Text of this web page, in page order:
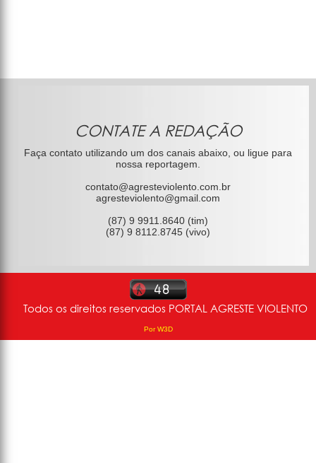
CONTATE A REDAÇÃO
Faça contato utilizando um dos canais abaixo, ou ligue para
nossa reportagem.
contato@agresteviolento.com.br
agresteviolento@gmail.com
(87) 9 9911.8640 (tim)
(87) 9 8112.8745 (vivo)
Todos os direitos reservados PORTAL AGRESTE VIOLENTO
Por W3D